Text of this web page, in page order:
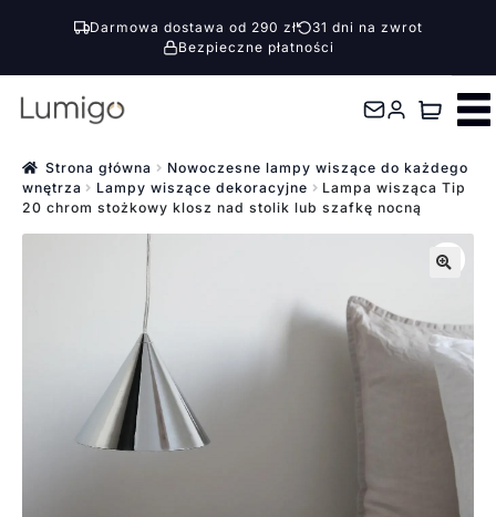
Darmowa dostawa od 290 zł
31 dni na zwrot
Bezpieczne płatności
Przejdź
nawigacji
Przejdź
treści Strona główna
Nowoczesne lampy wiszące do każdego
wnętrza
Lampy wiszące dekoracyjne
Lampa wisząca Tip
20 chrom stożkowy klosz nad stolik lub szafkę nocną